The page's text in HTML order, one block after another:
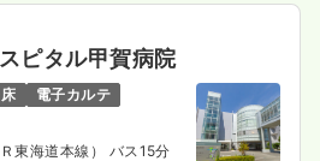
ピタル甲賀病院
電子カルテ
東海道本線） バス15分